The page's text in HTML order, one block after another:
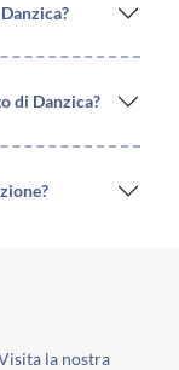
di Danzica?
la nostra